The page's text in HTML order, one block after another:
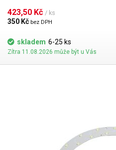
423,50 Kč / ks
350 Kč bez DPH
skladem 6-25 ks
Zítra 11.08.2026 může být u Vás